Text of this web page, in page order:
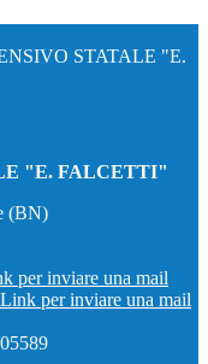
STATALE "E.
"E. FALCETTI"
(BN)
per inviare una mail
Link per inviare una mail